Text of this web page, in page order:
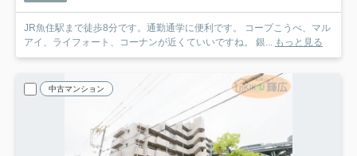
JR魚住駅まで徒歩8分です。通勤通学に便利です。 コープこうべ、マル
アイ、ライフォート、コーナンが近くていいですね。 銀... もっと見る
中古マンション